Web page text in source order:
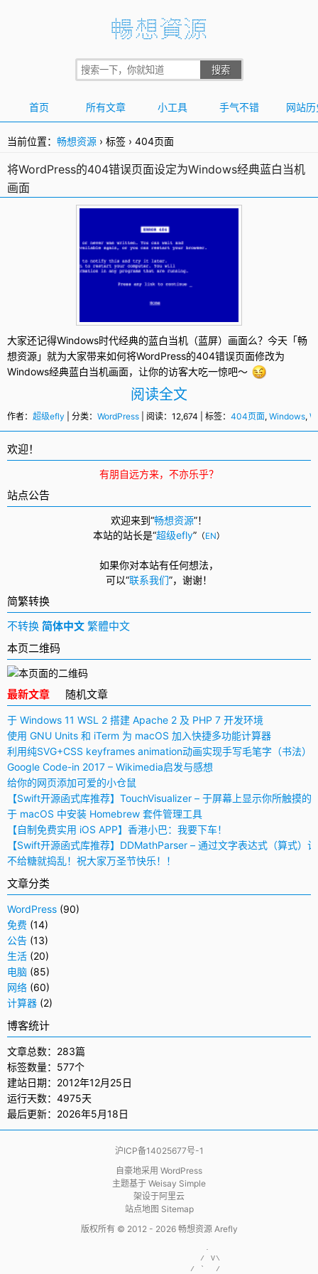
首页 所有文章 小工具 手气不错 网站历
当前位置： 畅想资源 › 标签 › 404页面
将WordPress的404错误页面设定为Windows经典蓝白当机
画面
大家还记得Windows时代经典的蓝白当机（蓝屏）画面么？今天「畅
想资源」就为大家带来如何将WordPress的404错误页面修改为
Windows经典蓝白当机画面，让你的访客大吃一惊吧～
阅读全文
作者： 超级efly | 分类： WordPress | 阅读：12,674 | 标签： 404页面, Windows,
欢迎！
有朋自远方来，不亦乐乎？
站点公告
欢迎来到“畅想资源”！
本站的站长是“超级efly” （EN）
如果你对本站有任何想法，
可以“联系我们”， 谢谢！
简繁转换
不转换 简体中文 繁體中文
本页二维码
最新文章 随机文章
于 Windows 11 WSL 2 搭建 Apache 2 及 PHP 7 开发环境
使用 GNU Units 和 iTerm 为 macOS 加入快捷多功能计算器
利用纯SVG+CSS keyframes animation动画实现手写毛笔字（书法）
Google Code-in 2017 – Wikimedia启发与感想
给你的网页添加可爱的小仓鼠
【Swift开源函式库推荐】TouchVisualizer – 于屏幕上显示你所触摸的
于 macOS 中安装 Homebrew 套件管理工具
【自制免费实用 iOS APP】香港小巴：我要下车！
【Swift开源函式库推荐】DDMathParser – 通过文字表达式（算式）
不给糖就捣乱！祝大家万圣节快乐！！
文章分类
WordPress (90)
免费 (14)
公告 (13)
生活 (20)
电脑 (85)
网络 (60)
计算器 (2)
博客统计
文章总数：283篇
标签数量：577个
建站日期：2012年12月25日
运行天数：4975天
最后更新：2026年5月18日
沪ICP备14025677号-1
自豪地采用 WordPress
主题基于 Weisay Simple
架设于阿里云
站点地图 Sitemap
版权所有 © 2012 - 2026 畅想资源 Arefly
                     .
                    / V\
                  / `  /